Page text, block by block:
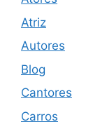
Atriz
Autores
Blog
Cantores
Carros